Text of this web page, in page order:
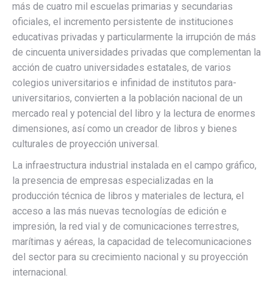
más de cuatro mil escuelas primarias y secundarias
oficiales, el incremento persistente de instituciones
educativas privadas y particularmente la irrupción de más
de cincuenta universidades privadas que complementan la
acción de cuatro universidades estatales, de varios
colegios universitarios e infinidad de institutos para-
universitarios, convierten a la población nacional de un
mercado real y potencial del libro y la lectura de enormes
dimensiones, así como un creador de libros y bienes
culturales de proyección universal.
La infraestructura industrial instalada en el campo gráfico,
la presencia de empresas especializadas en la
producción técnica de libros y materiales de lectura, el
acceso a las más nuevas tecnologías de edición e
impresión, la red vial y de comunicaciones terrestres,
marítimas y aéreas, la capacidad de telecomunicaciones
del sector para su crecimiento nacional y su proyección
internacional.